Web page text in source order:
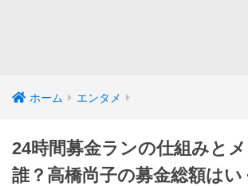
ホーム エンタメ
24時間募金ランの仕組みと
誰？高橋尚子の募金総額は